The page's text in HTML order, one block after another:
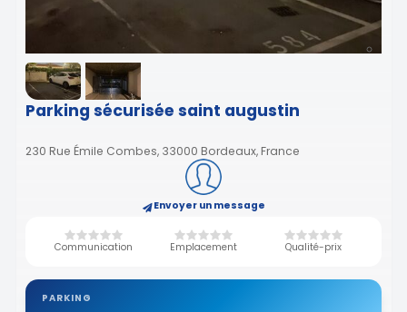
Parking sécurisée saint augustin
230 Rue Émile Combes, 33000 Bordeaux, France
Envoyer un message
Communication Emplacement Qualité-prix
PARKING